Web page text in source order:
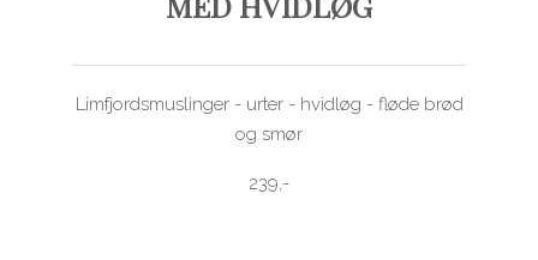
Limfjordsmuslinger - urter - hvidløg - fløde brød
og smør
239,-